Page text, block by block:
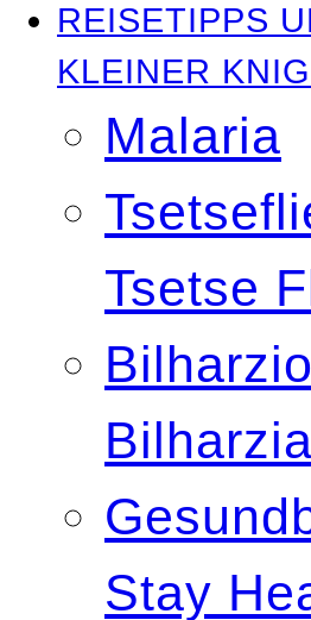
REISETIPPS
KLEINER
Malaria
Tsetse
Bilharzia
Stay